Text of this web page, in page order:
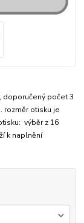
doporučený počet 3
rozměr otisku je
výběr z 16
k naplnění